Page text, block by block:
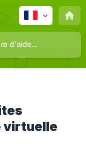
virtuelle